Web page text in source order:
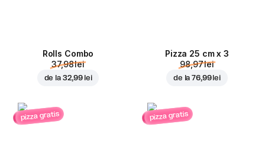
Rolls Combo
37,98 lei
de la 32,99 lei
Pizza 25 cm x 3
98,97 lei
de la76,99 lei
pizza gratis pizza gratis